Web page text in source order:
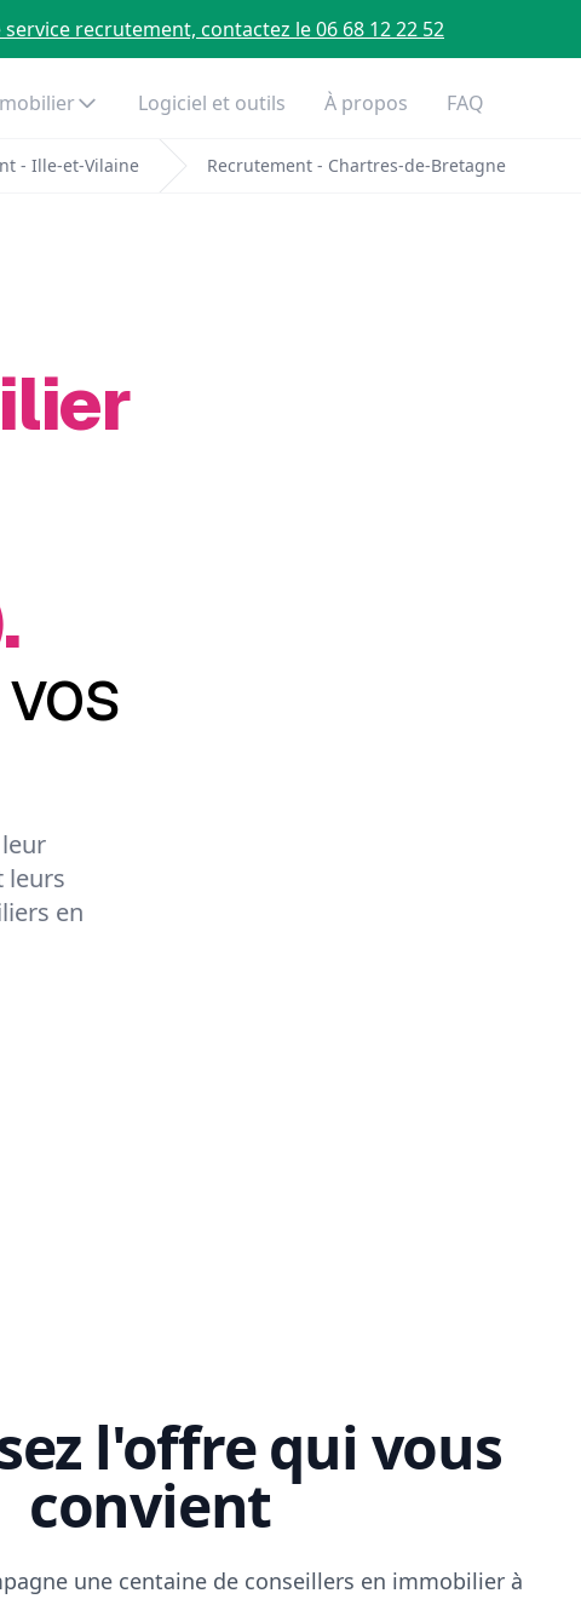
recrutement, contactez le 06 68 12 22 52
Logiciel et outils À propos FAQ
- Ille-et-Vilaine Recrutement - Chartres-de-Bretagne
leurs
en
l'offre qui vous
convient
une centaine de conseillers en immobilier à